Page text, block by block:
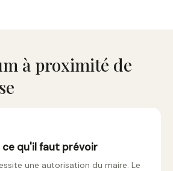
à proximité de
ce qu'il faut prévoir
une autorisation du maire. Le